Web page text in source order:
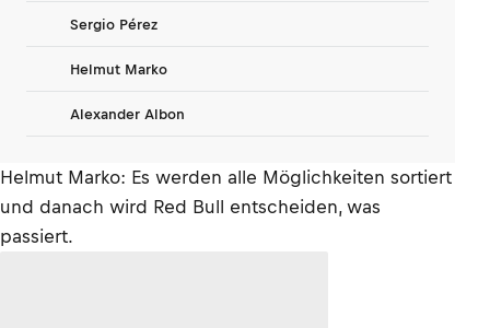
Sergio Pérez
Helmut Marko
Alexander Albon
Helmut Marko: Es werden alle Möglichkeiten sortiert
und danach wird Red Bull entscheiden, was
passiert.